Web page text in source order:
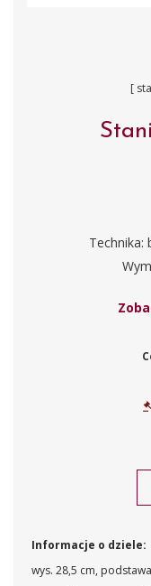
[
Technika:
Informacje o dziele:
wys. 28,5 cm,